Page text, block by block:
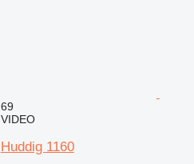
69
VIDEO
Huddig 1160